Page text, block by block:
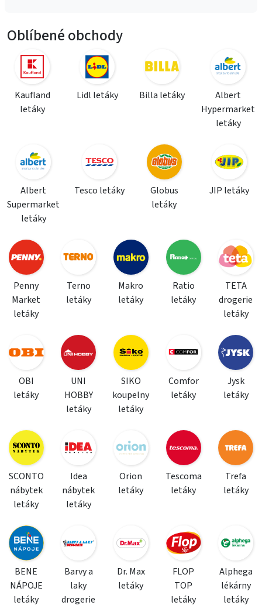
Oblíbené obchody
Kaufland
letáky
Lidl letáky Billa letáky
Albert
Hypermarket
letáky
Albert
Supermarket
letáky
Tesco letáky
Globus
letáky
JIP letáky
Penny
Market
letáky
Terno
letáky
Makro
letáky
Ratio
letáky
TETA
drogerie
letáky
OBI
letáky
UNI
HOBBY
letáky
SIKO
koupelny
letáky
Comfor
letáky
Jysk
letáky
SCONTO
nábytek
letáky
Idea
nábytek
letáky
Orion
letáky
Tescoma
letáky
Trefa
letáky
BENE
NÁPOJE
letáky
Barvy a
laky
drogerie
Dr. Max
letáky
FLOP
TOP
letáky
Alphega
lékárny
letáky